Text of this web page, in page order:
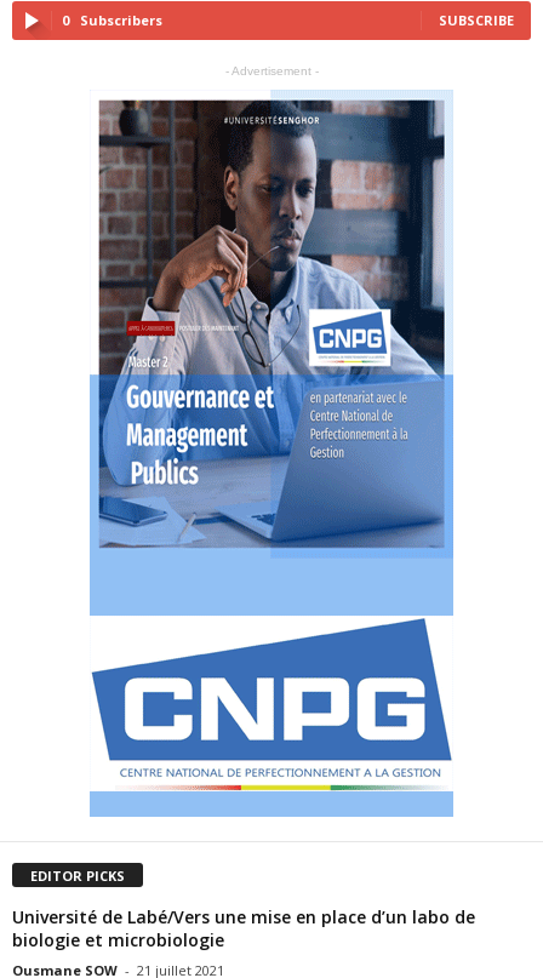
0 Subscribers SUBSCRIBE
- Advertisement -
EDITOR PICKS
Université de Labé/Vers une mise en place d’un labo de
biologie et microbiologie
Ousmane SOW - 21 juillet 2021